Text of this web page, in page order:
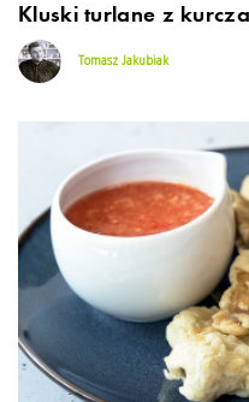
Kluski turlane z
Tomasz Jakubiak